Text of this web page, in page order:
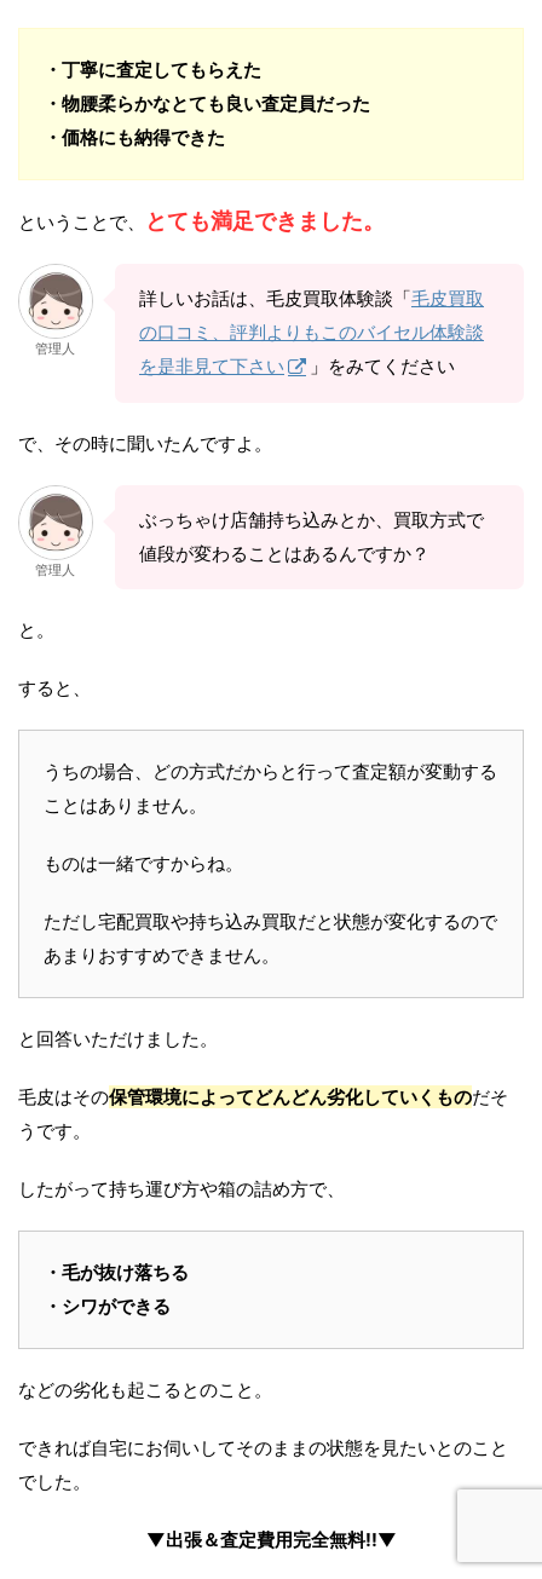
・丁寧に査定してもらえた
・物腰柔らかなとても良い査定員だった
・価格にも納得できた
ということで、 とても満足できました。
管理人
詳しいお話は、毛皮買取体験談「毛皮買取
の口コミ、評判よりもこのバイセル体験談
を是非見て下さい
」をみてください
で、その時に聞いたんですよ。
管理人
ぶっちゃけ店舗持ち込みとか、買取方式で
値段が変わることはあるんですか？
と。
すると、
うちの場合、どの方式だからと行って査定額が変動する
ことはありません。
ものは一緒ですからね。
ただし宅配買取や持ち込み買取だと状態が変化するので
あまりおすすめできません。
と回答いただけました。
毛皮はその保管環境によってどんどん劣化していくものだそ
うです。
したがって持ち運び方や箱の詰め方で、
・毛が抜け落ちる
・シワができる
などの劣化も起こるとのこと。
できれば自宅にお伺いしてそのままの状態を見たいとのこと
でした。
▼出張＆査定費用完全無料!!▼